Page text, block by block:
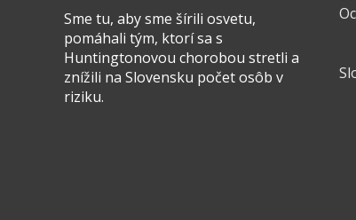
Sme tu, aby sme šírili osvetu,
pomáhali tým, ktorí sa s
Huntingtonovou chorobou stretli a
znížili na Slovensku počet osôb v
riziku.